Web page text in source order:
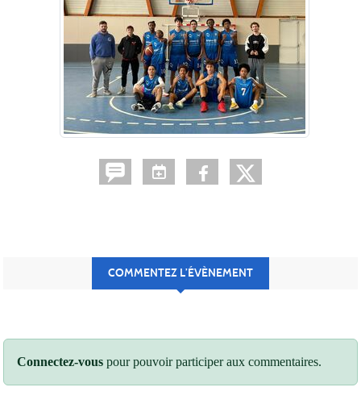
COMMENTEZ L’ÉVÈNEMENT
Connectez-vous pour pouvoir participer aux commentaires.